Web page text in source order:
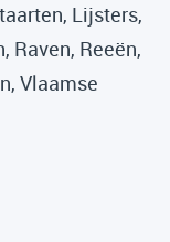
Lijsters,
Raven, Reeën,
Vlaamse